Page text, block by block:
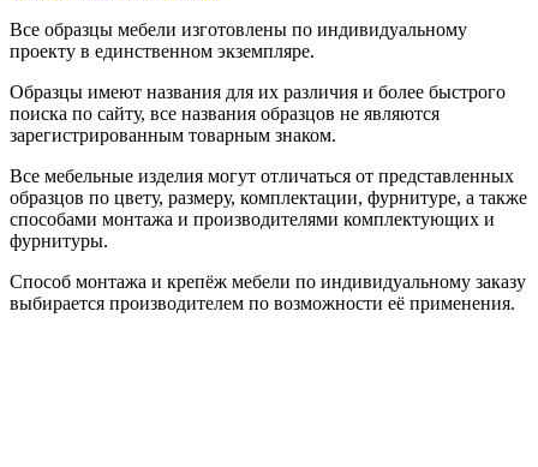
Все образцы мебели изготовлены по индивидуальному
проекту в единственном экземпляре.
Образцы имеют названия для их различия и более быстрого
поиска по сайту, все названия образцов не являются
зарегистрированным товарным знаком.
Все мебельные изделия могут отличаться от представленных
образцов по цвету, размеру, комплектации, фурнитуре, а также
способами монтажа и производителями комплектующих и
фурнитуры.
Способ монтажа и крепёж мебели по индивидуальному заказу
выбирается производителем по возможности её применения.